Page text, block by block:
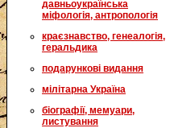
давньоукраїнська
міфологія, антропологія
краєзнавство, генеалогія,
геральдика
подарункові видання
мілітарна Україна
біографії, мемуари,
листування